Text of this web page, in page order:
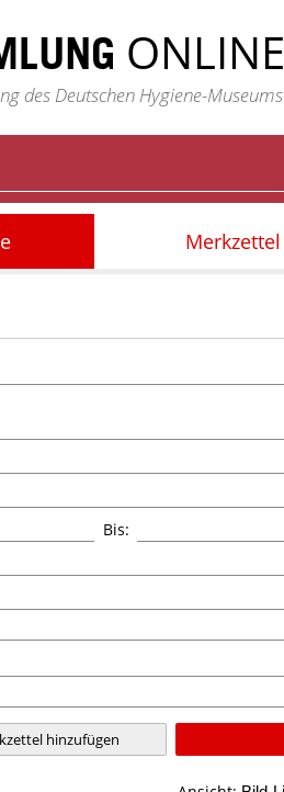
ONLINE
des Deutschen Hygiene-Museums
Merkzettel
Bis:
hinzufügen